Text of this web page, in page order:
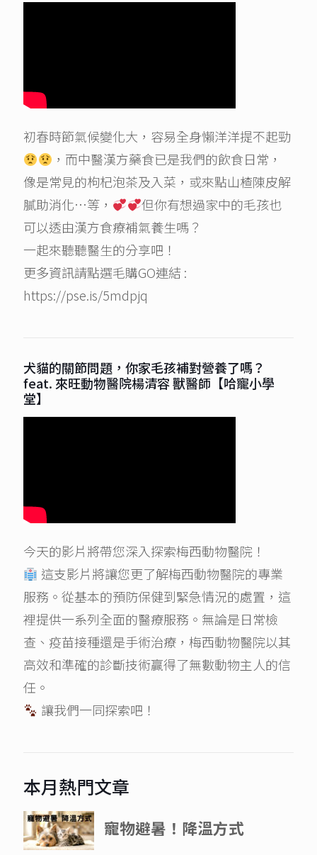
初春時節氣候變化大，容易全身懶洋洋提不起勁
，而中醫漢方藥食已是我們的飲食日常，
像是常見的枸杞泡茶及入菜，或來點山楂陳皮解
膩助消化…等，
但你有想過家中的毛孩也
可以透由漢方食療補氣養生嗎？
一起來聽聽醫生的分享吧！
更多資訊請點選毛購GO連結 :
https://pse.is/5mdpjq
犬貓的關節問題，你家毛孩補對營養了嗎？
feat. 來旺動物醫院楊清容 獸醫師【哈寵小學
堂】
今天的影片將帶您深入探索梅西動物醫院！
這支影片將讓您更了解梅西動物醫院的專業
服務。從基本的預防保健到緊急情況的處置，這
裡提供一系列全面的醫療服務。無論是日常檢
查、疫苗接種還是手術治療，梅西動物醫院以其
高效和準確的診斷技術贏得了無數動物主人的信
任。
讓我們一同探索吧！
本月熱門文章